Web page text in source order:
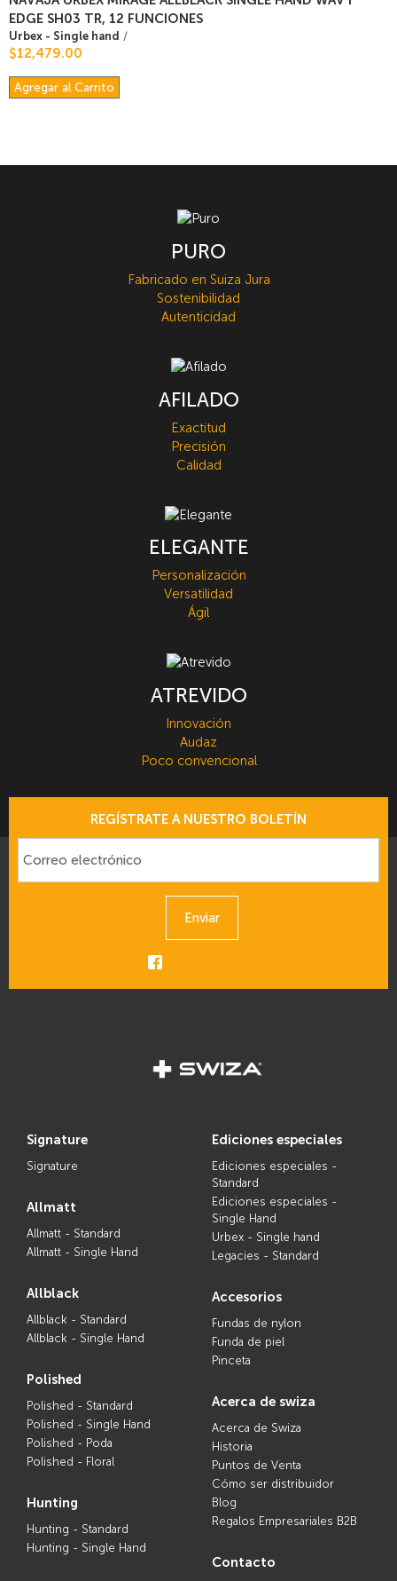
EDGE SH03 TR, 12 FUNCIONES
Urbex - Single hand /
$12,479.00
Agregar al Carrito
PURO
Fabricado en Suiza Jura
Sostenibilidad
Autenticidad
AFILADO
Exactitud
Precisión
Calidad
ELEGANTE
Personalización
Versatilidad
Ágil
ATREVIDO
Innovación
Audaz
Poco convencional
REGÍSTRATE A NUESTRO BOLETÍN
Enviar
signature
Signature
allmatt
Allmatt - Standard
Allmatt - Single Hand
allblack
Allblack - Standard
Allblack - Single Hand
polished
Polished - Standard
Polished - Single Hand
Polished - Poda
Polished - Floral
hunting
Hunting - Standard
Hunting - Single Hand
ediciones especiales
Ediciones especiales -
Standard
Ediciones especiales -
Single Hand
Urbex - Single hand
Legacies - Standard
accesorios
Fundas de nylon
Funda de piel
Pinceta
acerca de swiza
Acerca de Swiza
Historia
Puntos de Venta
Cómo ser distribuidor
Blog
Regalos Empresariales B2B
contacto